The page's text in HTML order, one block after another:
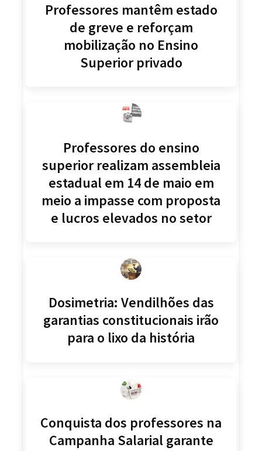
Professores mantêm estado
de greve e reforçam
mobilização no Ensino
Superior privado
Professores do ensino
superior realizam assembleia
estadual em 14 de maio em
meio a impasse com proposta
e lucros elevados no setor
Dosimetria: Vendilhões das
garantias constitucionais irão
para o lixo da história
Conquista dos professores na
Campanha Salarial garante